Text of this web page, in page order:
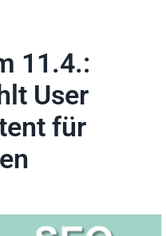
11.4.:
User
für